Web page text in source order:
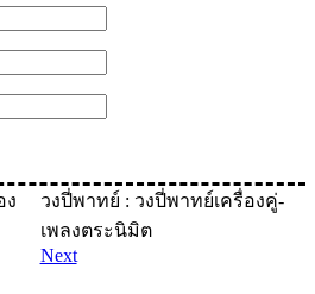
ง
วงปี่พาทย์ : วงปี่พาทย์เครื่องคู่-
เพลงตระนิมิต
Next